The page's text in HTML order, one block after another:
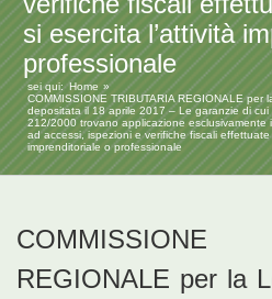
si esercita l’attività
professionale
sei qui: Home
COMMISSIONE TRIBUTARIA REGIONALE
depositata il 18 aprile 2017 – Le garanzie di cui
212/2000 trovano applicazione
ad accessi, ispezioni e verifiche fiscali
imprenditoriale o professionale
REGIONALE per la